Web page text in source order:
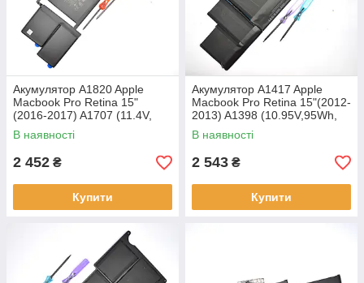
Акумулятор A1820 Apple
Macbook Pro Retina 15"
(2016-2017) A1707 (11.4V,
76Wh,6667mAh) APN:613-
3266 Original/Оригінал
В наявності
2 452 ₴
Купити
Акумулятор A1417 Apple
Macbook Pro Retina 15"(2012-
2013) A1398 (10.95V,95Wh,
8460mAh) APN:663-2635
Original/Оригінал
В наявності
2 543 ₴
Купити